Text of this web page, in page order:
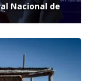
Nacional de